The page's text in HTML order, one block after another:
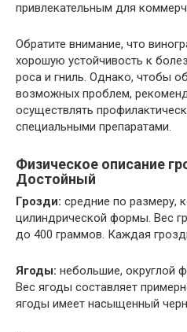
привлекательным для
Обратите внимание, что
хорошую устойчивость к
роса и гниль. Однако, чтобы
возможных проблем,
осуществлять
специальными препаратами.
Физическое описание
Достойный
Грозди: средние по размеру,
цилиндрической формы. Вес
до 400 граммов. Каждая
Ягоды: небольшие, округлой
Вес ягоды составляет
ягоды имеет насыщенный